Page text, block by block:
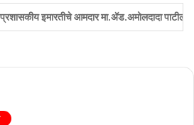
मा.ॲड.अमोलदादा पाटील यांच्या शुभहस्ते